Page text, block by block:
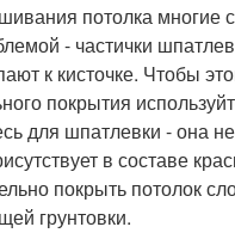
потолка многие
- частички
к кисточке. Чтобы
покрытия
для шпатлевки - она
в составе
покрыть потолок
грунтовки.